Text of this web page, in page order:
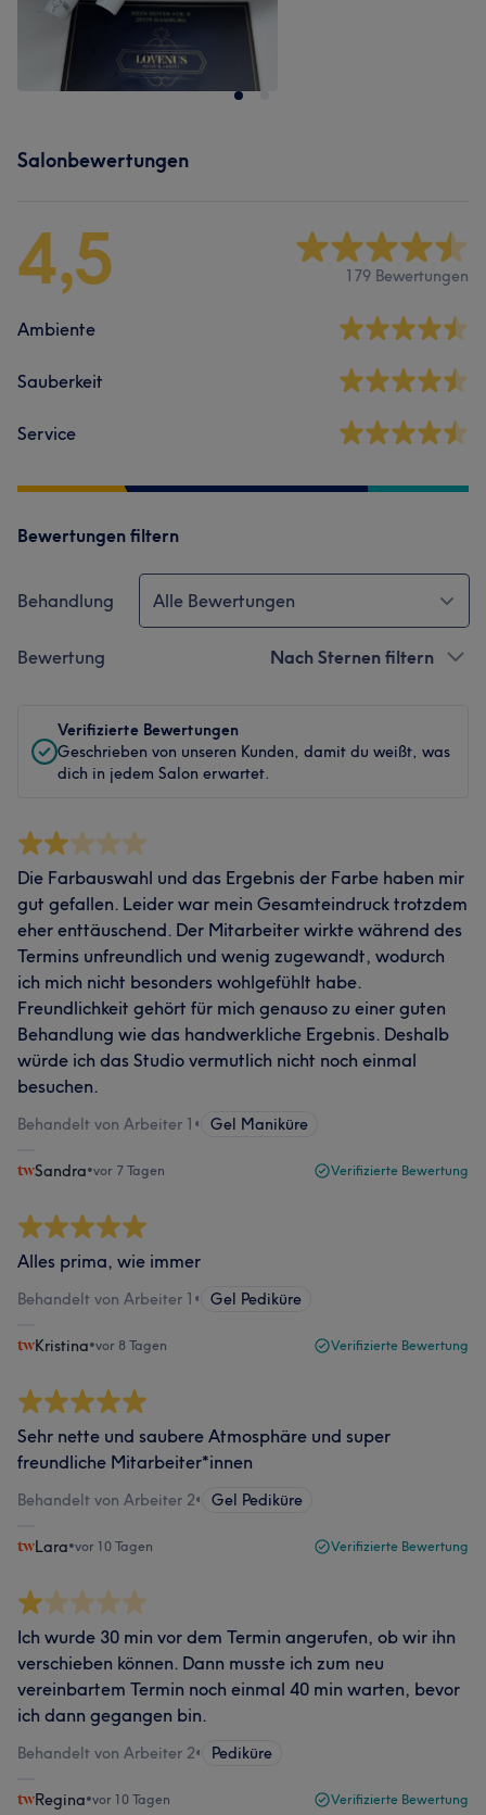
Salonbewertungen
4,5 179 Bewertungen
Ambiente
Sauberkeit
Service
Bewertungen filtern
Behandlung Alle Bewertungen
Bewertung Nach Sternen filtern
Verifizierte Bewertungen
Geschrieben von unseren Kunden, damit du weißt, was
dich in jedem Salon erwartet.
Die Farbauswahl und das Ergebnis der Farbe haben mir
gut gefallen. Leider war mein Gesamteindruck trotzdem
eher enttäuschend. Der Mitarbeiter wirkte während des
Termins unfreundlich und wenig zugewandt, wodurch
ich mich nicht besonders wohlgefühlt habe.
Freundlichkeit gehört für mich genauso zu einer guten
Behandlung wie das handwerkliche Ergebnis. Deshalb
würde ich das Studio vermutlich nicht noch einmal
besuchen.
Behandelt von Arbeiter 1 • Gel Maniküre
Sandra•vor 7 Tagen Verifizierte Bewertung
Alles prima, wie immer
Behandelt von Arbeiter 1 • Gel Pediküre
Kristina•vor 8 Tagen Verifizierte Bewertung
Sehr nette und saubere Atmosphäre und super
freundliche Mitarbeiter*innen
Behandelt von Arbeiter 2• Gel Pediküre
Lara•vor 10 Tagen Verifizierte Bewertung
Ich wurde 30 min vor dem Termin angerufen, ob wir ihn
verschieben können. Dann musste ich zum neu
vereinbartem Termin noch einmal 40 min warten, bevor
ich dann gegangen bin.
Behandelt von Arbeiter 2• Pediküre
Regina•vor 10 Tagen Verifizierte Bewertung